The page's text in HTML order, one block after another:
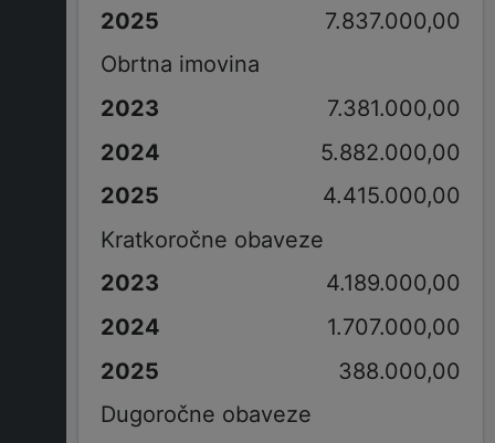
7.837.000,00
Obrtna imovina
7.381.000,00
5.882.000,00
4.415.000,00
Kratkoročne obaveze
4.189.000,00
1.707.000,00
388.000,00
Dugoročne obaveze